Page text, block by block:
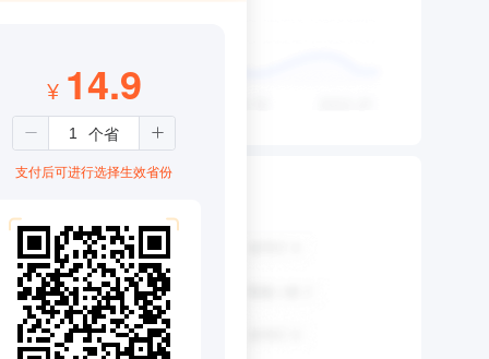
¥ 14.9
支付后可进行选择生效省份